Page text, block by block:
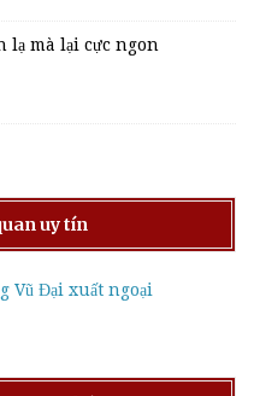
lạ mà lại cực ngon
uy tín
Vũ Đại xuất ngoại